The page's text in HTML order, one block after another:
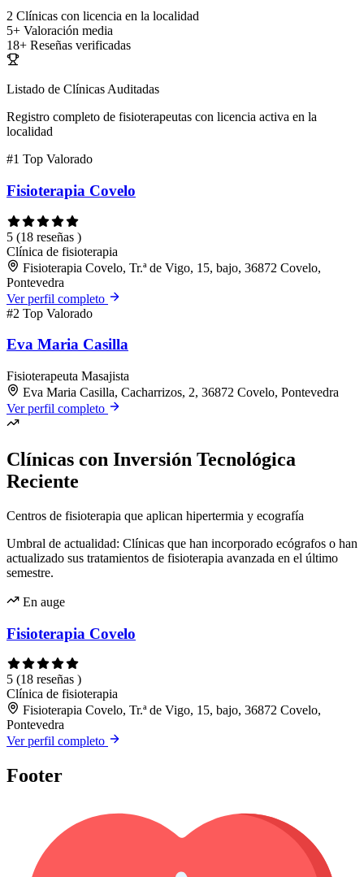
2 Clínicas con licencia en la localidad
5+ Valoración media
18+ Reseñas verificadas
Listado de Clínicas Auditadas
Registro completo de fisioterapeutas con licencia activa en la
localidad
#1 Top Valorado
Fisioterapia Covelo
5 (18 reseñas )
Clínica de fisioterapia
Fisioterapia Covelo, Tr.ª de Vigo, 15, bajo, 36872 Covelo,
Pontevedra
Ver perfil completo
#2 Top Valorado
Eva Maria Casilla
Fisioterapeuta Masajista
Eva Maria Casilla, Cacharrizos, 2, 36872 Covelo, Pontevedra
Ver perfil completo
Clínicas con Inversión Tecnológica
Reciente
Centros de fisioterapia que aplican hipertermia y ecografía
Umbral de actualidad: Clínicas que han incorporado ecógrafos o han
actualizado sus tratamientos de fisioterapia avanzada en el último
semestre.
En auge
Fisioterapia Covelo
5 (18 reseñas )
Clínica de fisioterapia
Fisioterapia Covelo, Tr.ª de Vigo, 15, bajo, 36872 Covelo,
Pontevedra
Ver perfil completo
Footer